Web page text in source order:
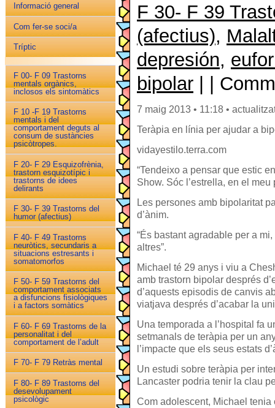
Informació general
Com fer-se soci/a
Tríptic
F 00- F 09 Trastorns
mentals orgànics,
inclosos els sintomàtics
F 10 -F 19 Trastorns
mentals i del
comportament deguts al
consum de sustàncies
psicòtropes.
F 20- F 29 Esquizofrènia,
trastorn esquizotípic i
trastorns de idees
delirants
F 30- F 39 Trastorns del
humor (afectius)
F 40- F 49 Trastorns
neuròtics, secundaris a
situacions estresants i
somatomorfos
F 50- F 59 Trastorns del
comportament associats
a disfuncions fisiològiques
i a factors somàtics
F 60- F 69 Trastorns de la
personalitat i del
comportament de l’adult
F 70- F 79 Retràs mental
F 80- F 89 Trastorns del
desevolupament
psicològic
F 30- F 39
(afectius),
depresión,
bipolar | |
7 maig 2013 • 11:18 •
Teràpia en línia per ajudar a
vidayestilo.terra.com
“Tendeixo a pensar que estic
Show. Sóc l’estrella, en el meu
Les persones amb bipolaritat
d’ànim.
“És bastant agradable per a
altres”.
Michael té 29 anys i viu a
amb trastorn bipolar després
d’aquests episodis de canvis
viatjava després d’acabar la
Una temporada a l’hospital fa
setmanals de teràpia per un
l’impacte que els seus estats
Un estudi sobre teràpia per
Lancaster podria tenir la clau
Com adolescent, Michael